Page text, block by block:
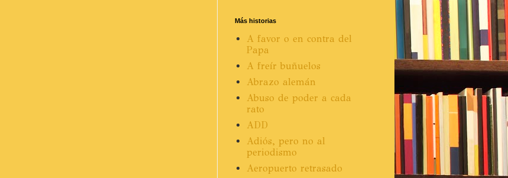
Más historias
A favor o en contra del
Papa
A freír buñuelos
Abrazo alemán
Abuso de poder a cada
rato
ADD
Adiós, pero no al
periodismo
Aeropuerto retrasado